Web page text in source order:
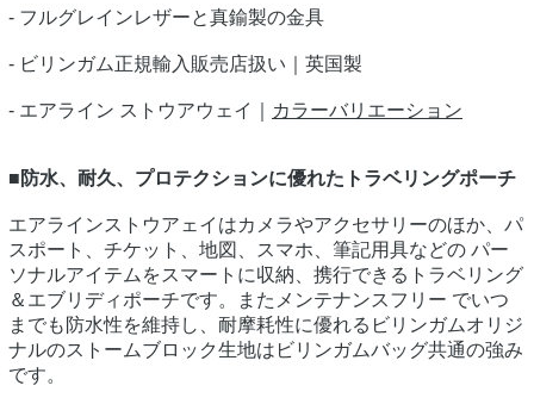
- フルグレインレザーと真鍮製の金具
- ビリンガム正規輸入販売店扱い｜英国製
- エアライン ストウアウェイ｜ カラーバリエーション
■防水、耐久、プロテクションに優れたトラベリングポーチ
エアラインストウアェイはカメラやアクセサリーのほか、パ
スポート、チケット、地図、スマホ、筆記用具などの パー
ソナルアイテムをスマートに収納、携行できるトラベリング
＆エブリディポーチです。またメンテナンスフリー でいつ
までも防水性を維持し、耐摩耗性に優れるビリンガムオリジ
ナルのストームブロック生地はビリンガムバッグ共通の強み
です。